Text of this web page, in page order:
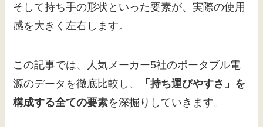
そして持ち手の形状といった要素が、実際の使用
感を大きく左右します。
この記事では、人気メーカー5社のポータブル電
源のデータを徹底比較し、
「持ち運びやすさ」を
構成する全ての要素を深掘りしていきます。